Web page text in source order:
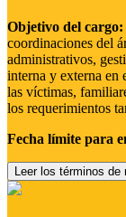
Objetivo del cargo:
coordinaciones del
administrativos,
interna y externa en
las víctimas,
los requerimientos
Fecha límite para
Leer los términos de